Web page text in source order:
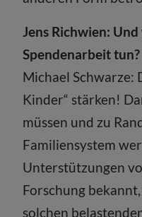
Jens Richwien:
Spendenarbeit tun?
Michael Schwarze:
Kinder“ stärken!
müssen und zu
Familiensystem
Unterstützungen
Forschung
solchen